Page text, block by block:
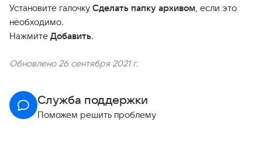
Установите галочку Сделать папку архивом , если это
необходимо.
Нажмите Добавить.
Обновлено 26 сентября 2021 г.
Служба поддержки
Поможем решить проблему